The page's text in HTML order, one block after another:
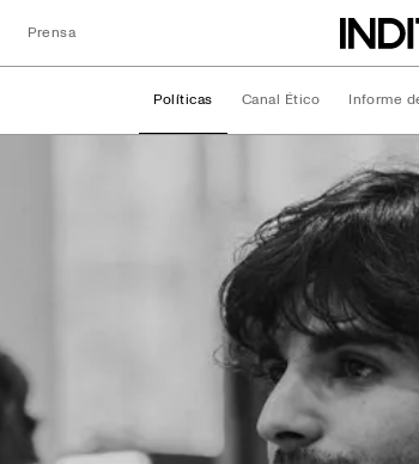
Prensa
Políticas Canal Ético Informe